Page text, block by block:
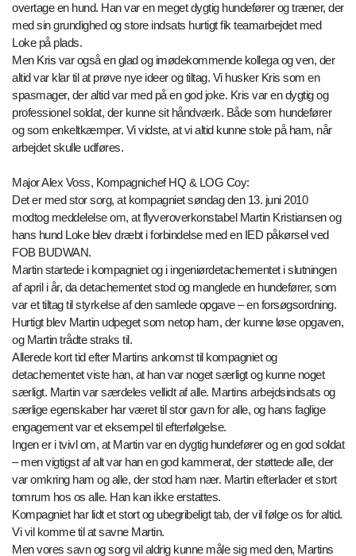
overtage en hund. Han var en meget dygtig hundefører og træner, der
med sin grundighed og store indsats hurtigt fik teamarbejdet med
Loke på plads.
Men Kris var også en glad og imødekommende kollega og ven, der
altid var klar til at prøve nye ideer og tiltag. Vi husker Kris som en
spasmager, der altid var med på en god joke. Kris var en dygtig og
professionel soldat, der kunne sit håndværk. Både som hundefører
og som enkeltkæmper. Vi vidste, at vi altid kunne stole på ham, når
arbejdet skulle udføres.
Major Alex Voss, Kompagnichef HQ & LOG Coy:
Det er med stor sorg, at kompagniet søndag den 13. juni 2010
modtog meddelelse om, at flyveroverkonstabel Martin Kristiansen og
hans hund Loke blev dræbt i forbindelse med en IED påkørsel ved
FOB BUDWAN.
Martin startede i kompagniet og i ingeniørdetachementet i slutningen
af april i år, da detachementet stod og manglede en hundefører, som
var et tiltag til styrkelse af den samlede opgave – en forsøgsordning.
Hurtigt blev Martin udpeget som netop ham, der kunne løse opgaven,
og Martin trådte straks til.
Allerede kort tid efter Martins ankomst til kompagniet og
detachementet viste han, at han var noget særligt og kunne noget
særligt. Martin var særdeles vellidt af alle. Martins arbejdsindsats og
særlige egenskaber har været til stor gavn for alle, og hans faglige
engagement var et eksempel til efterfølgelse.
Ingen er i tvivl om, at Martin var en dygtig hundefører og en god soldat
– men vigtigst af alt var han en god kammerat, der støttede alle, der
var omkring ham og alle, der stod ham nær. Martin efterlader et stort
tomrum hos os alle. Han kan ikke erstattes.
Kompagniet har lidt et stort og ubegribeligt tab, der vil følge os for altid.
Vi vil komme til at savne Martin.
Men vores savn og sorg vil aldrig kunne måle sig med den, Martins